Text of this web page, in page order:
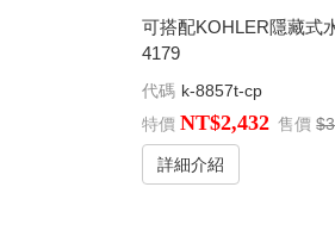
可搭配KOHLER隱藏式
4179
代碼 k-8857t-cp
特價 NT$2,432 售價
詳細介紹